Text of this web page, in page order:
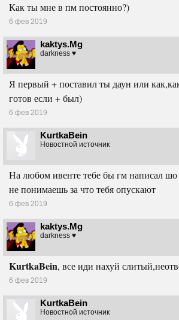
Как ты мне в пм постоянно?)
6 фев 2019
kaktys.Mg
darkness ♥
Я первый + поставил ты даун или
готов если + был)
6 фев 2019
KurtkaBein
Новостной источник
На любом ивенте тебе бы гм написал шо
не понимаешь за что тебя опускают
6 фев 2019
kaktys.Mg
darkness ♥
KurtkaBein, все иди нахуй
6 фев 2019
KurtkaBein
Новостной источник